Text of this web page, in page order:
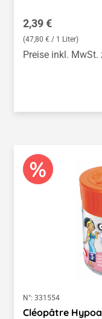
Regulärer Preis:
2,39 €
(47,80 € / 1 Liter)
Preise inkl. MwSt.
N°: 331554
Cléopâtre